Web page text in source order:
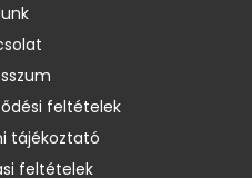
feltételek
tájékoztató
feltételek